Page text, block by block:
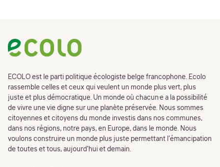
ECOLO est le parti politique écologiste belge francophone. Ecolo
rassemble celles et ceux qui veulent un monde plus vert, plus
juste et plus démocratique. Un monde où chacun·e a la possibilité
de vivre une vie digne sur une planète préservée. Nous sommes
citoyennes et citoyens du monde investis dans nos communes,
dans nos régions, notre pays, en Europe, dans le monde. Nous
voulons construire un monde plus juste permettant l’émancipation
de toutes et tous, aujourd’hui et demain.